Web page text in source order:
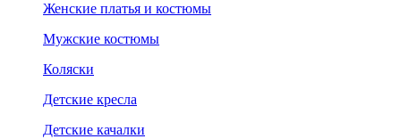
Женские платья и костюмы
Мужские костюмы
Коляски
Детские кресла
Детские качалки